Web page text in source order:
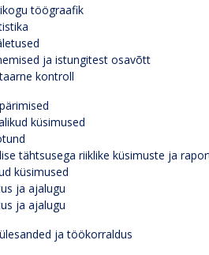
töögraafik
ja istungitest osavõtt
kontroll
küsimused
tähtsusega riiklike küsimuste ja
küsimused
ja ajalugu
ja ajalugu
ja töökorraldus